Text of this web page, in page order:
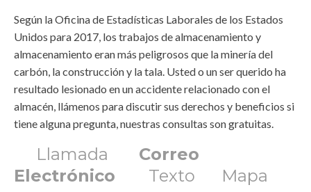
Según la Oficina de Estadísticas Laborales de los Estados
Unidos para 2017, los trabajos de almacenamiento y
almacenamiento eran más peligrosos que la minería del
carbón, la construcción y la tala. Usted o un ser querido ha
resultado lesionado en un accidente relacionado con el
almacén, llámenos para discutir sus derechos y beneficios si
tiene alguna pregunta, nuestras consultas son gratuitas.
Llamada
Correo
Electrónico
Texto Mapa